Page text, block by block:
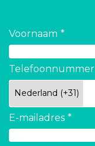
Voornaam
Telefoonnummer
E-mailadres